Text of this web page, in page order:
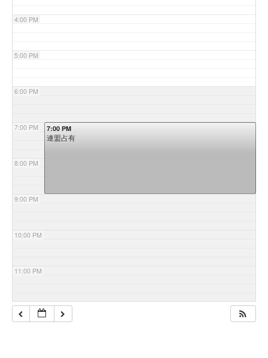
4:00 PM
5:00 PM
6:00 PM
7:00 PM
8:00 PM
9:00 PM
10:00 PM
11:00 PM
7:00 PM
連盟占有